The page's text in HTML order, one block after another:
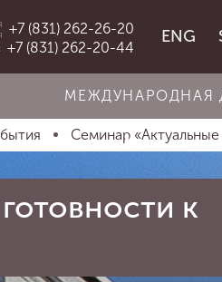
+7 (831) 262-26-20
+7 (831) 262-20-44
ENG
МЕЖДУНАРОДНАЯ
Семинар
к